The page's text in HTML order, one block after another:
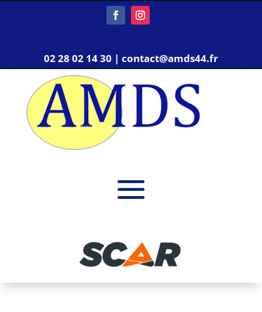
02 28 02 14 30 | contact@amds44.fr